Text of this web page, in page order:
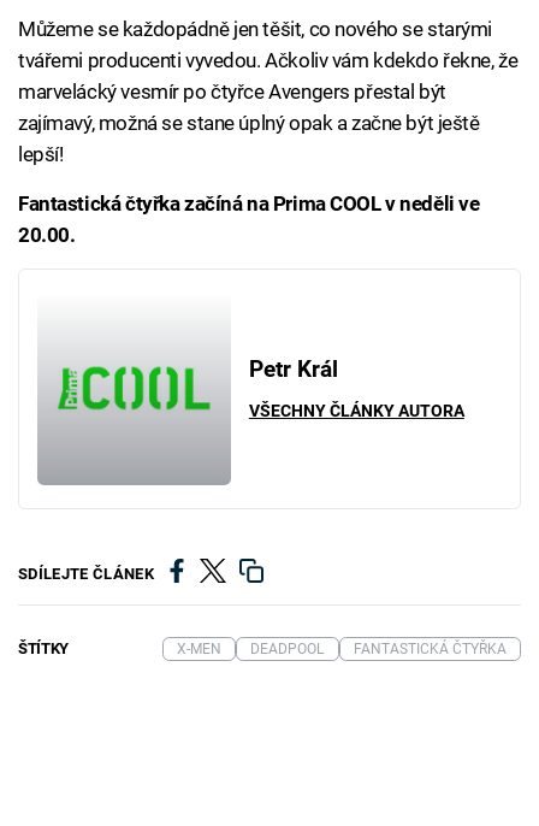
Můžeme se každopádně jen těšit, co nového se starými
tvářemi producenti vyvedou. Ačkoliv vám kdekdo řekne, že
marvelácký vesmír po čtyřce Avengers přestal být
zajímavý, možná se stane úplný opak a začne být ještě
lepší!
Fantastická čtyřka začíná na Prima COOL v neděli ve
20.00.
Petr Král
VŠECHNY ČLÁNKY AUTORA
SDÍLEJTE ČLÁNEK
ŠTÍTKY X-MEN DEADPOOL FANTASTICKÁ ČTYŘKA